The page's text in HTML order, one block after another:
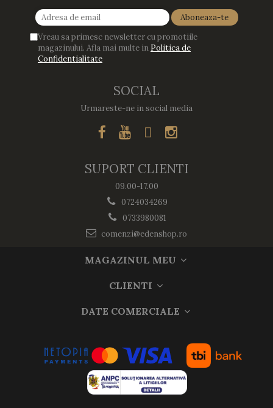
Vreau sa primesc newsletter cu promotiile
magazinului. Afla mai multe in Politica de
Confidentialitate
SOCIAL
Urmareste-ne in social media
SUPORT CLIENTI
09.00-17.00
0724034269
0733980081
comenzi@edenshop.ro
MAGAZINUL MEU
CLIENTI
DATE COMERCIALE